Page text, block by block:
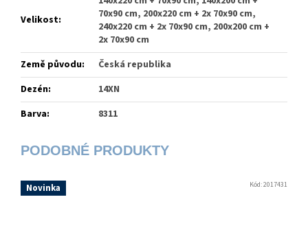
Velikost:
70x90 cm, 200x220 cm + 2x 70x90 cm,
240x220 cm + 2x 70x90 cm, 200x200 cm +
2x 70x90 cm
Země původu:
Česká republika
Dezén:
14XN
Barva: 8311
Novinka Kód:2017431